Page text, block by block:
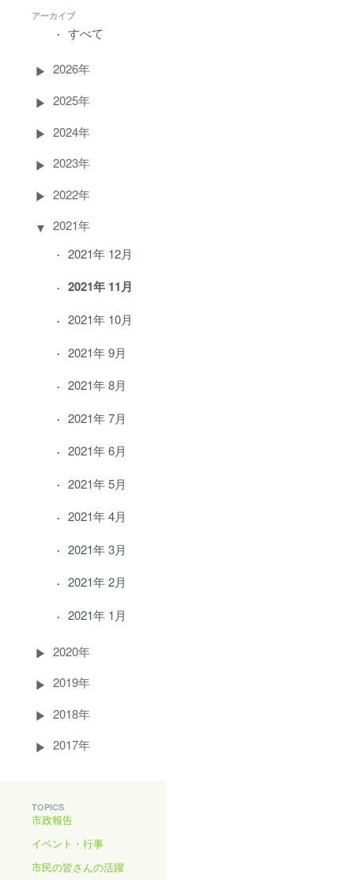
アーカイブ
すべて
2026年
2025年
2024年
2023年
2022年
2021年
2021年 12月
2021年 11月
2021年 10月
2021年 9月
2021年 8月
2021年 7月
2021年 6月
2021年 5月
2021年 4月
2021年 3月
2021年 2月
2021年 1月
2020年
2019年
2018年
2017年
TOPICS
市政報告
イベント・行事
市民の皆さんの活躍